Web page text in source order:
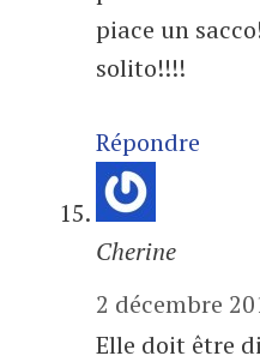
piace un
solito!!!!
Répondre
Cherine
2 décembre
Elle doit être